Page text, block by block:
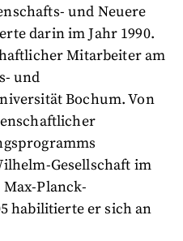
und Neuere
darin im Jahr 1990.
Mitarbeiter am
und
Bochum. Von
Gesellschaft im
Planck-
habilitierte er sich an